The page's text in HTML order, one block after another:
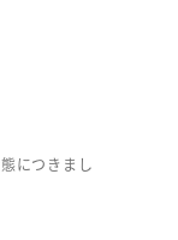
につきまし